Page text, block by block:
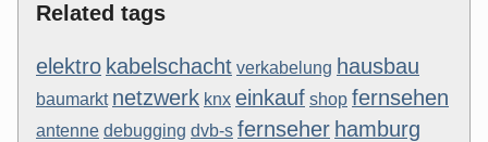
Related tags
elektro kabelschacht verkabelung hausbau
baumarkt netzwerk knx einkauf shop fernsehen
antenne debugging dvb-s fernseher hamburg